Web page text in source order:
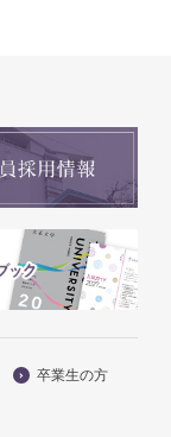
卒業生の方